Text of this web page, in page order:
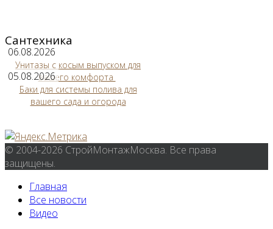
Сантехника
06.08.2026
Унитазы с косым выпуском для
вашего комфорта
05.08.2026
Баки для системы полива для
вашего сада и огорода
© 2004-2026 СтройМонтажМосква. Все права
защищены.
Главная
Все новости
Видео